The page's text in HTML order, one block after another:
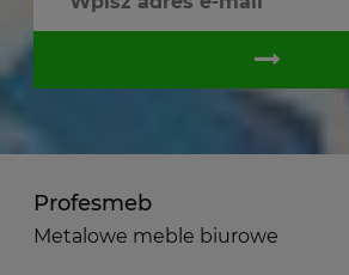
Profesmeb
Metalowe meble biurowe